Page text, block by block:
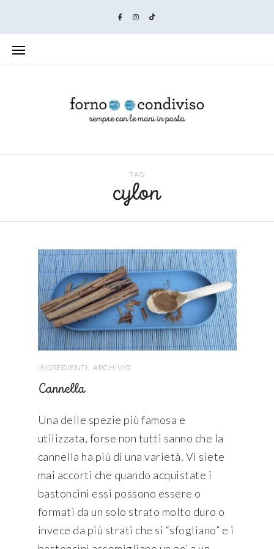
TAG
cylon
INGREDIENTI , ARCHIVIO
Cannella
Una delle spezie più famosa e
utilizzata, forse non tutti sanno che la
cannella ha più di una varietà. Vi siete
mai accorti che quando acquistate i
bastoncini essi possono essere o
formati da un solo strato molto duro o
invece da più strati che si “sfogliano” e i